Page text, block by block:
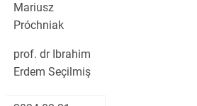
Mariusz
Próchniak
prof. dr Ibrahim
Erdem Seçilmiş